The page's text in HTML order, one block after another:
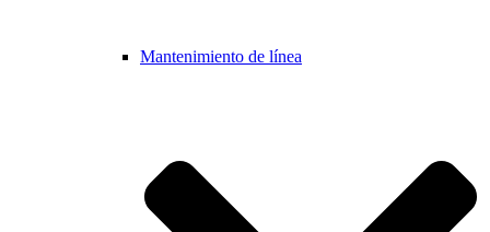
Mantenimiento de línea